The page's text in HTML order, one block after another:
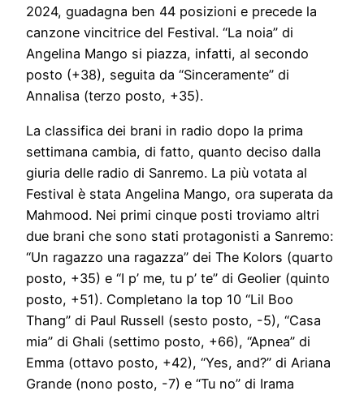
2024, guadagna ben 44 posizioni e precede la
canzone vincitrice del Festival. “La noia” di
Angelina Mango si piazza, infatti, al secondo
posto (+38), seguita da “Sinceramente” di
Annalisa (terzo posto, +35).
La classifica dei brani in radio dopo la prima
settimana cambia, di fatto, quanto deciso dalla
giuria delle radio di Sanremo. La più votata al
Festival è stata Angelina Mango, ora superata da
Mahmood. Nei primi cinque posti troviamo altri
due brani che sono stati protagonisti a Sanremo:
“Un ragazzo una ragazza” dei The Kolors (quarto
posto, +35) e “I p’ me, tu p’ te” di Geolier (quinto
posto, +51). Completano la top 10 “Lil Boo
Thang” di Paul Russell (sesto posto, -5), “Casa
mia” di Ghali (settimo posto, +66), “Apnea” di
Emma (ottavo posto, +42), “Yes, and?” di Ariana
Grande (nono posto, -7) e “Tu no” di Irama